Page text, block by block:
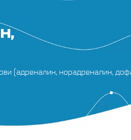
(адреналин, норадреналин,